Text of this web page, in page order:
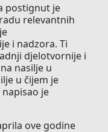
postignut je
relevantnih
i nadzora. Ti
djelotvornije i
nasilje u
u čijem je
je
ove godine